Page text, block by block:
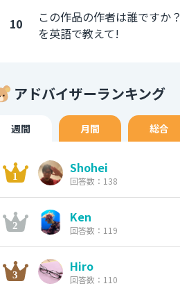
10
この作品の作者は誰ですか？
を英語で教えて!
アドバイザーランキング
週間 月間 総合
Shohei
回答数：138
Ken
回答数：119
Hiro
回答数：110